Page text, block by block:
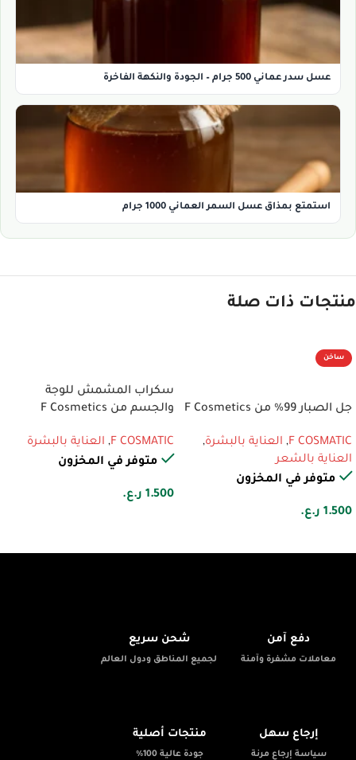
عسل سدر عماني 500 جرام – الجودة والنكهة الفاخرة
استمتع بمذاق عسل السمر العماني 1000 جرام
منتجات ذات صلة
ساخن
جل الصبار 99% من F Cosmetics
F COSMATIC
, العناية بالبشرة,
العناية بالشعر
متوفر في المخزون
1.500 ر.ع.
سكراب المشمش للوجة
والجسم من F Cosmetics
F COSMATIC
, العناية بالبشرة
متوفر في المخزون
1.500 ر.ع.
دفع آمن
معاملات مشفرة وآمنة
شحن سريع
لجميع المناطق ودول العالم
إرجاع سهل
سياسة إرجاع مرنة
منتجات أصلية
جودة عالية 100%